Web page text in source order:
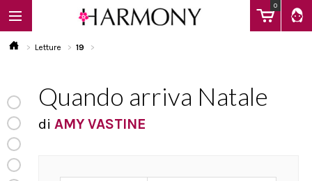
0
EBOOK
LIBRI
Letture 19
Quando arriva Natale
diAMY VASTINE